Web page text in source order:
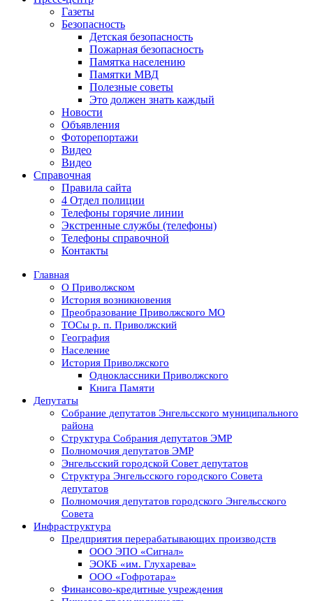
Газеты
Безопасность
Детская безопасность
Пожарная безопасность
Памятка населению
Памятки МВД
Полезные советы
Это должен знать каждый
Новости
Объявления
Фоторепортажи
Видео
Видео
Справочная
Правила сайта
4 Отдел полиции
Телефоны горячие линии
Экстренные службы (телефоны)
Телефоны справочной
Контакты
Главная
О Приволжском
История возникновения
Преобразование Приволжского МО
ТОСы р. п. Приволжский
География
Население
История Приволжского
Одноклассники Приволжского
Книга Памяти
Депутаты
Собрание депутатов Энгельсского муниципального
района
Структура Собрания депутатов ЭМР
Полномочия депутатов ЭМР
Энгельсский городской Совет депутатов
Структура Энгельсского городского Совета
депутатов
Полномочия депутатов городского Энгельсского
Совета
Инфраструктура
Предприятия перерабатывающих производств
ООО ЭПО «Сигнал»
ЭОКБ «им. Глухарева»
ООО «Гофротара»
Финансово-кредитные учреждения